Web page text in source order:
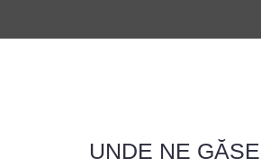
UNDE NE